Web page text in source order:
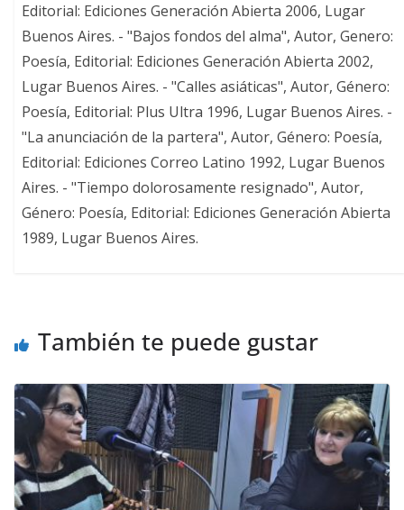
Editorial: Ediciones Generación Abierta 2006, Lugar
Buenos Aires. - "Bajos fondos del alma", Autor, Genero:
Poesía, Editorial: Ediciones Generación Abierta 2002,
Lugar Buenos Aires. - "Calles asiáticas", Autor, Género:
Poesía, Editorial: Plus Ultra 1996, Lugar Buenos Aires. -
"La anunciación de la partera", Autor, Género: Poesía,
Editorial: Ediciones Correo Latino 1992, Lugar Buenos
Aires. - "Tiempo dolorosamente resignado", Autor,
Género: Poesía, Editorial: Ediciones Generación Abierta
1989, Lugar Buenos Aires.
También te puede gustar